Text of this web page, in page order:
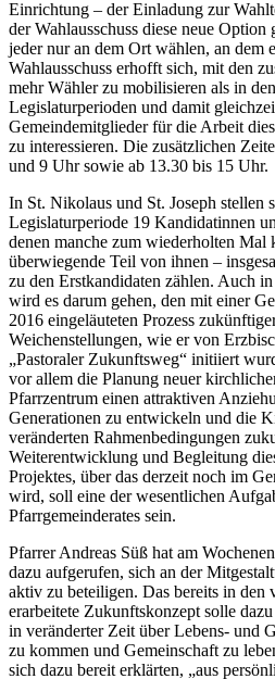
Einrichtung – der Einladung zur
der Wahlausschuss diese neue Option
jeder nur an dem Ort wählen, an dem
Wahlausschuss erhofft sich, mit den
mehr Wähler zu mobilisieren als in
Legislaturperioden und damit
Gemeindemitglieder für die Arbeit
zu interessieren. Die zusätzlichen
und 9 Uhr sowie ab 13.30 bis 15 Uhr.
In St. Nikolaus und St. Joseph stellen
Legislaturperiode 19 Kandidatinnen
denen manche zum wiederholten Mal
überwiegende Teil von ihnen –
zu den Erstkandidaten zählen. Auch
wird es darum gehen, den mit einer
2016 eingeläuteten Prozess
Weichenstellungen, wie er von
„Pastoraler Zukunftsweg“ initiiert
vor allem die Planung neuer
Pfarrzentrum einen attraktiven
Generationen zu entwickeln und die
veränderten Rahmenbedingungen
Weiterentwicklung und Begleitung
Projektes, über das derzeit noch im
wird, soll eine der wesentlichen
Pfarrgemeinderates sein.
Pfarrer Andreas Süß hat am
dazu aufgerufen, sich an der
aktiv zu beteiligen. Das bereits in den
erarbeitete Zukunftskonzept solle
in veränderter Zeit über Lebens- und
zu kommen und Gemeinschaft zu
sich dazu bereit erklärten, „aus